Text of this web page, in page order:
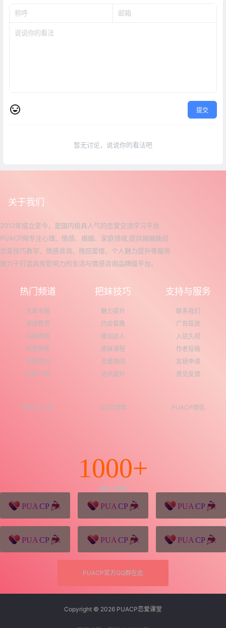
提交
暂无讨论，说说你的看法吧
关于我们
2012年成立至今，是国内极具人气的恋爱交流学习平台
PUACP网专注心理、情感、婚姻、家庭领域,提供婚姻挽回
恋爱技巧教学、情感咨询、挽回爱情、个人魅力提升等服务
致力于打造具有影响力的生活与情感咨询品牌级平台。
热门频道
文章专题
浪迹教育
乌鸦救赎
免费教程
免费素材
免费下载
把妹技巧
魅力提升
约会套路
搭讪达人
撩妹课程
恋爱挽回
话术提升
支持与服务
联系我们
广告投放
入驻久视
作者投稿
友链申请
意见反馈
微信公众号 QQ交流群 PUACP微信
1000+
用户突破
猪八戒源码 win10系统下载 独秀青年
XD学习网
一颗赛艇资源网
PUACP官方QQ群在此
Copyright © 2026 PUACP恋爱课堂